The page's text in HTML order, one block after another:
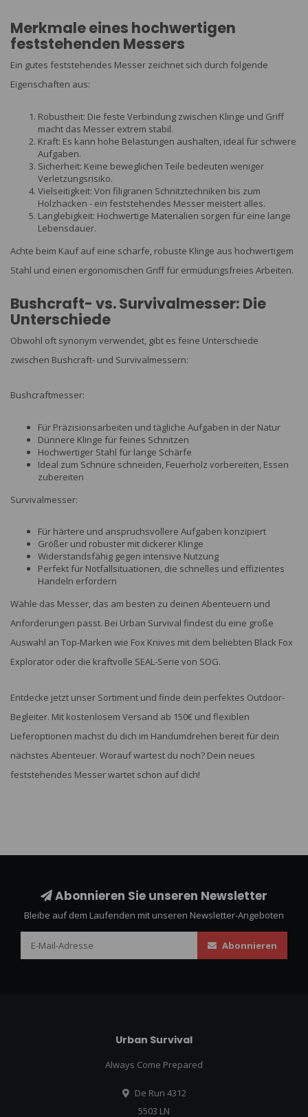
Merkmale eines hochwertigen
feststehenden Messers
Ein gutes feststehendes Messer zeichnet sich durch folgende
Eigenschaften aus:
Robustheit: Die feste Verbindung zwischen Klinge und Griff
macht das Messer extrem stabil.
Kraft: Es kann hohe Belastungen aushalten, ideal für schwere
Aufgaben.
Sicherheit: Keine beweglichen Teile bedeuten weniger
Verletzungsrisiko.
Vielseitigkeit: Von filigranen Schnitztechniken bis zum
Holzhacken - ein feststehendes Messer meistert alles.
Langlebigkeit: Hochwertige Materialien sorgen für eine lange
Lebensdauer.
Achte beim Kauf auf eine scharfe, robuste Klinge aus hochwertigem
Stahl und einen ergonomischen Griff für ermüdungsfreies Arbeiten.
Bushcraft- vs. Survivalmesser: Die
Unterschiede
Obwohl oft synonym verwendet, gibt es feine Unterschiede
zwischen Bushcraft- und Survivalmessern:
Bushcraftmesser:
Für Präzisionsarbeiten und tägliche Aufgaben in der Natur
Dünnere Klinge für feines Schnitzen
Hochwertiger Stahl für lange Schärfe
Ideal zum Schnüre schneiden, Feuerholz vorbereiten, Essen
zubereiten
Survivalmesser:
Für härtere und anspruchsvollere Aufgaben konzipiert
Größer und robuster mit dickerer Klinge
Widerstandsfähig gegen intensive Nutzung
Perfekt für Notfallsituationen, die schnelles und effizientes
Handeln erfordern
Wähle das Messer, das am besten zu deinen Abenteuern und
Anforderungen passt. Bei Urban Survival findest du eine große
Auswahl an Top-Marken wie Fox Knives mit dem beliebten Black Fox
Explorator oder die kraftvolle SEAL-Serie von SOG.
Entdecke jetzt unser Sortiment und finde dein perfektes Outdoor-
Begleiter. Mit kostenlosem Versand ab 150€ und flexiblen
Lieferoptionen machst du dich im Handumdrehen bereit für dein
nächstes Abenteuer. Worauf wartest du noch? Dein neues
feststehendes Messer wartet schon auf dich!
Abonnieren Sie unseren Newsletter
Bleibe auf dem Laufenden mit unseren Newsletter-Angeboten
Abonnieren
Urban Survival
Always Come Prepared
De Run 4312
5503 LN